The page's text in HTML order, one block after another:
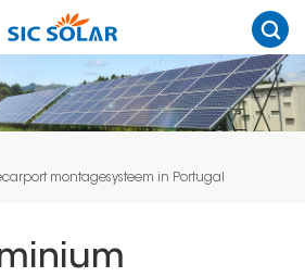
montagesysteem in Portugal